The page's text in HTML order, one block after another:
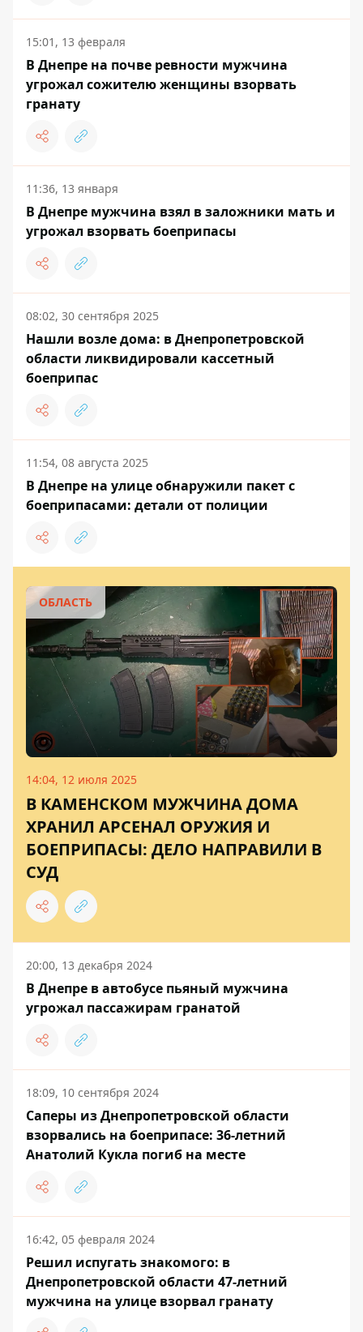
15:01, 13 февраля
В Днепре на почве ревности мужчина
угрожал сожителю женщины взорвать
гранату
11:36, 13 января
В Днепре мужчина взял в заложники мать и
угрожал взорвать боеприпасы
08:02, 30 сентября 2025
Нашли возле дома: в Днепропетровской
области ликвидировали кассетный
боеприпас
11:54, 08 августа 2025
В Днепре на улице обнаружили пакет с
боеприпасами: детали от полиции
ОБЛАСТЬ
14:04, 12 июля 2025
В КАМЕНСКОМ МУЖЧИНА ДОМА
ХРАНИЛ АРСЕНАЛ ОРУЖИЯ И
БОЕПРИПАСЫ: ДЕЛО НАПРАВИЛИ В
СУД
20:00, 13 декабря 2024
В Днепре в автобусе пьяный мужчина
угрожал пассажирам гранатой
18:09, 10 сентября 2024
Саперы из Днепропетровской области
взорвались на боеприпасе: 36-летний
Анатолий Кукла погиб на месте
16:42, 05 февраля 2024
Решил испугать знакомого: в
Днепропетровской области 47-летний
мужчина на улице взорвал гранату